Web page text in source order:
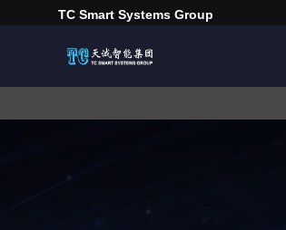
TC Smart Systems Group